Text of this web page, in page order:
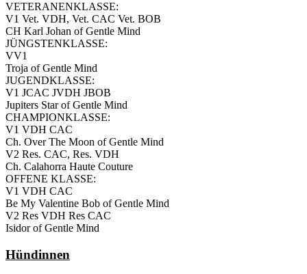
VETERANENKLASSE:
V1 Vet. VDH, Vet. CAC Vet. BOB
CH Karl Johan of Gentle Mind
JÜNGSTENKLASSE:
VV1
Troja of Gentle Mind
JUGENDKLASSE:
V1 JCAC JVDH JBOB
Jupiters Star of Gentle Mind
CHAMPIONKLASSE:
V1 VDH CAC
Ch. Over The Moon of Gentle Mind
V2 Res. CAC, Res. VDH
Ch. Calahorra Haute Couture
OFFENE KLASSE:
V1 VDH CAC
Be My Valentine Bob of Gentle Mind
V2 Res VDH Res CAC
Isidor of Gentle Mind
Hündinnen